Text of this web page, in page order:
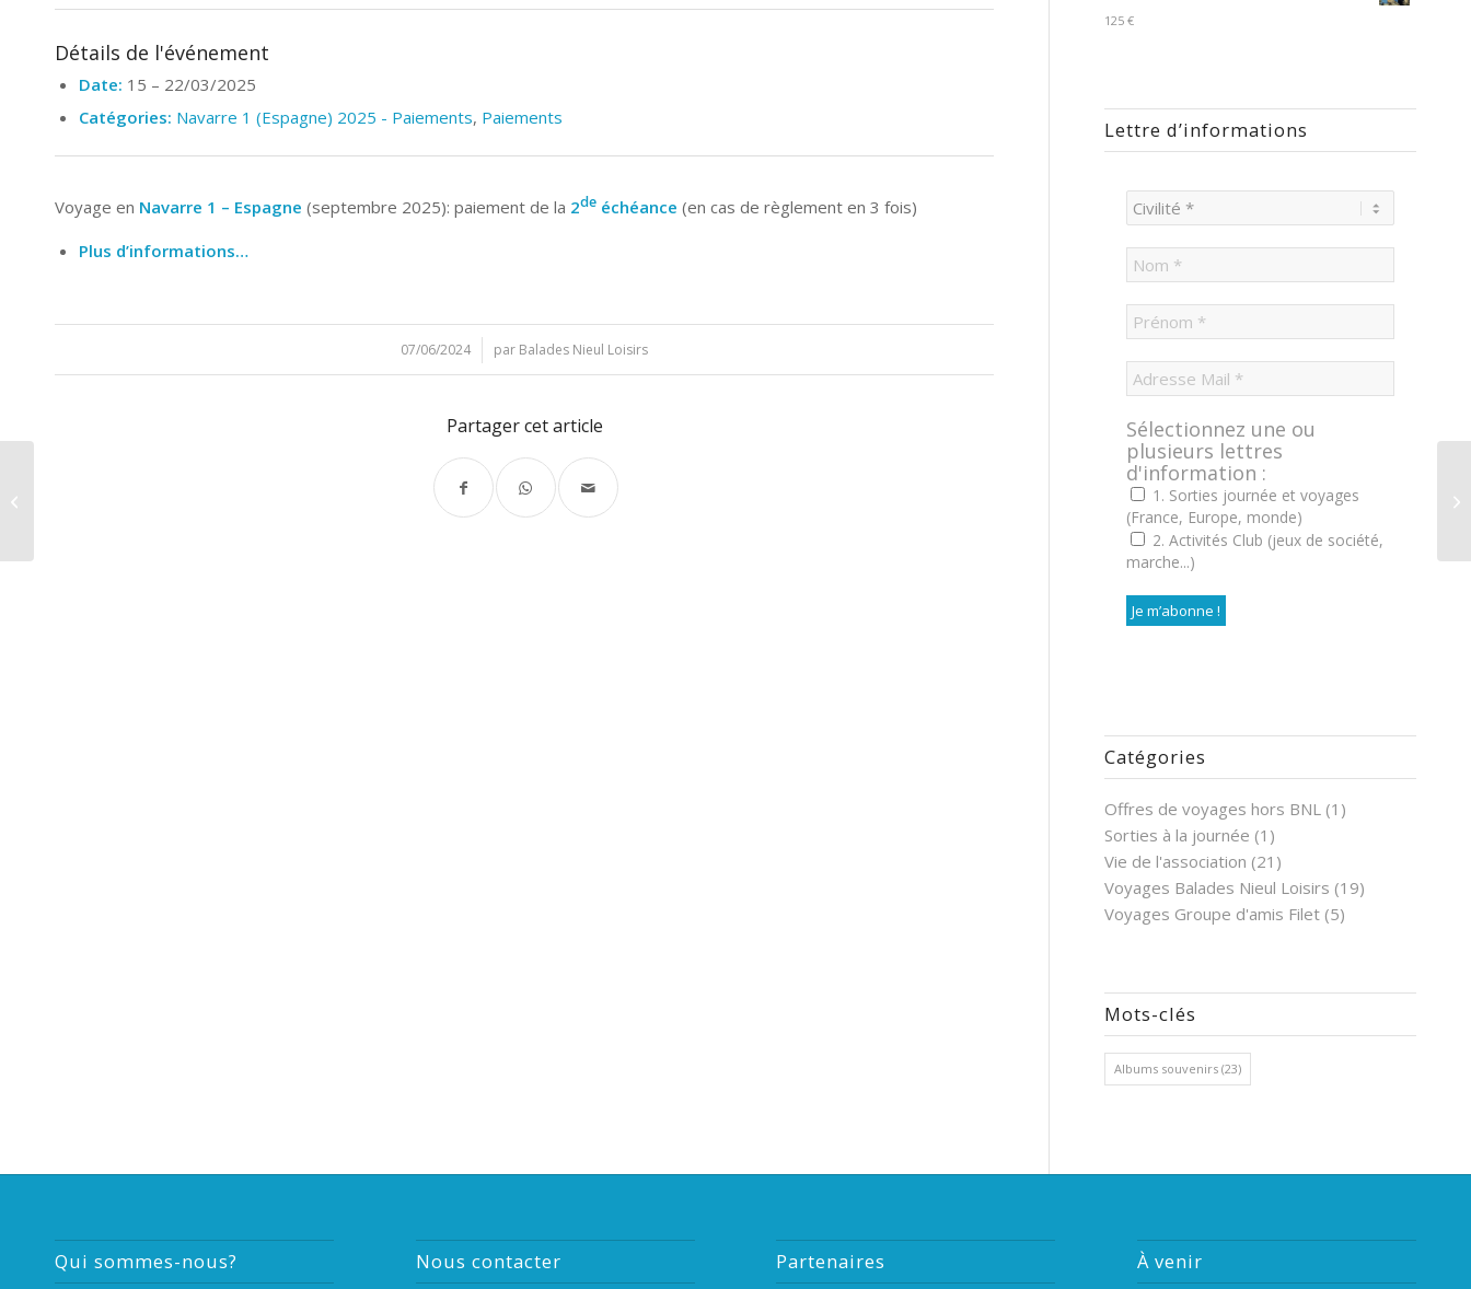
Détails de l'événement
Date: 15 – 22/03/2025
Catégories: Navarre 1 (Espagne) 2025 - Paiements, Paiements
Voyage en Navarre 1 – Espagne (septembre 2025): paiement de la 2de échéance (en cas de règlement en 3 fois)
Plus d’informations…
07/06/2024
/ par Balades Nieul Loisirs
Partager cet article
125€
Lettre d’informations
Sélectionnez une ou
plusieurs lettres
d'information :
1. Sorties journée et voyages
(France, Europe, monde)
2. Activités Club (jeux de société,
marche...)
Catégories
Offres de voyages hors BNL (1)
Sorties à la journée (1)
Vie de l'association (21)
Voyages Balades Nieul Loisirs (19)
Voyages Groupe d'amis Filet (5)
Mots-clés
Albums souvenirs (23)
Qui sommes-nous? Nous contacter Partenaires À venir